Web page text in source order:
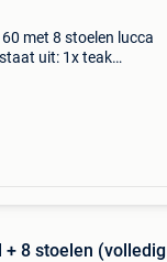
met 8 stoelen lucca
uit: 1x teak
8 stoelen (volledig